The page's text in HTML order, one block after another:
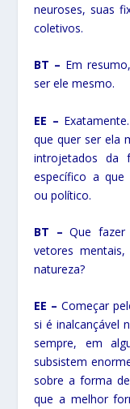
neuroses, suas
coletivos.
BT – Em
ser ele mesmo.
EE –
que quer ser ela
introjetados da
específico a que
ou político.
BT –Que fazer
vetores
natureza?
EE – Começar
si é inalcançável
sempre, em
subsistem
sobre a forma
que a melhor